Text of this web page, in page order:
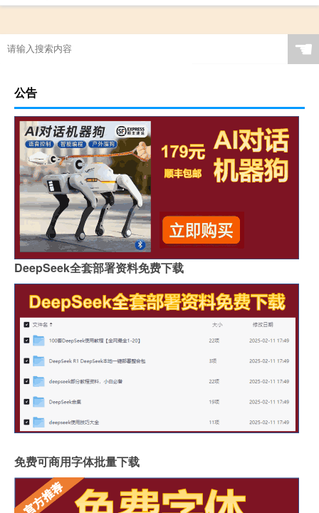
☚
公告
DeepSeek全套部署资料免费下载
免费可商用字体批量下载